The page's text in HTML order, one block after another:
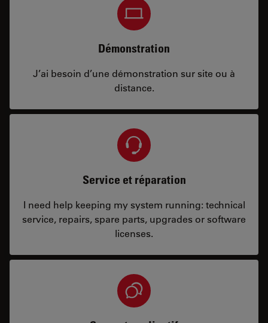
Démonstration
J’ai besoin d’une démonstration sur site ou à
distance.
Service et réparation
I need help keeping my system running: technical
service, repairs, spare parts, upgrades or software
licenses.